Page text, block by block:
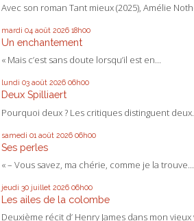
Avec son roman Tant mieux (2025), Amélie
mardi 04 août 2026 18h00
Un enchantement
« Mais c’est sans doute lorsqu’il est en...
lundi 03 août 2026 06h00
Deux Spilliaert
Pourquoi deux ? Les critiques distinguent deux...
samedi 01 août 2026 06h00
Ses perles
« – Vous savez, ma chérie, comme je la trouve...
jeudi 30 juillet 2026 06h00
Les ailes de la colombe
Deuxième récit d’ Henry James dans mon vieux